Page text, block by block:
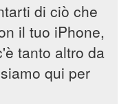
di ciò che
il tuo iPhone,
tanto altro da
qui per